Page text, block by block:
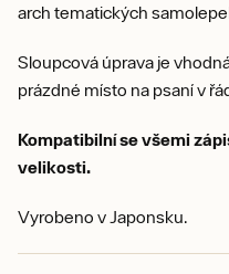
arch tematických
Sloupcová úprava je
prázdné místo na psaní v
Kompatibilní se všemi
velikosti.
Vyrobeno v Japonsku.